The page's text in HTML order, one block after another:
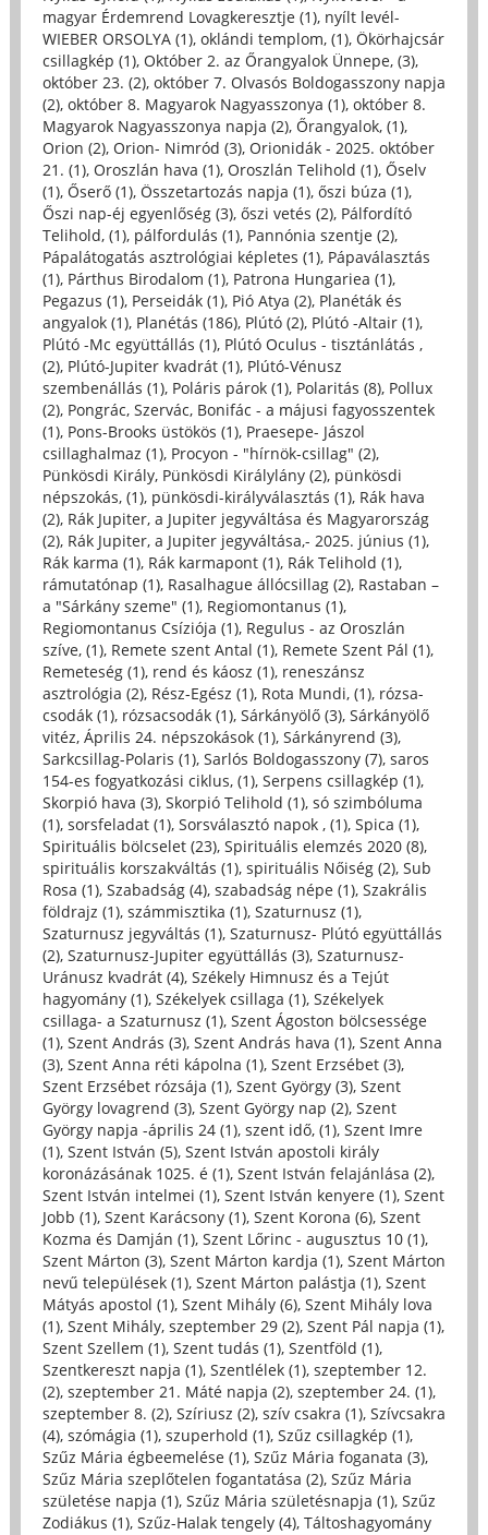
magyar Érdemrend Lovagkeresztje (1), nyílt levél-
WIEBER ORSOLYA (1), oklándi templom, (1), Ökörhajcsár
csillagkép (1), Október 2. az Őrangyalok Ünnepe, (3),
október 23. (2), október 7. Olvasós Boldogasszony napja
(2), október 8. Magyarok Nagyasszonya (1), október 8.
Magyarok Nagyasszonya napja (2), Őrangyalok, (1),
Orion (2), Orion- Nimród (3), Orionidák - 2025. október
21. (1), Oroszlán hava (1), Oroszlán Telihold (1), Őselv
(1), Őserő (1), Összetartozás napja (1), őszi búza (1),
Őszi nap-éj egyenlőség (3), őszi vetés (2), Pálfordító
Telihold, (1), pálfordulás (1), Pannónia szentje (2),
Pápalátogatás asztrológiai képletes (1), Pápaválasztás
(1), Párthus Birodalom (1), Patrona Hungariea (1),
Pegazus (1), Perseidák (1), Pió Atya (2), Planéták és
angyalok (1), Planétás (186), Plútó (2), Plútó -Altair (1),
Plútó -Mc együttállás (1), Plútó Oculus - tisztánlátás ,
(2), Plútó-Jupiter kvadrát (1), Plútó-Vénusz
szembenállás (1), Poláris párok (1), Polaritás (8), Pollux
(2), Pongrác, Szervác, Bonifác - a májusi fagyosszentek
(1), Pons-Brooks üstökös (1), Praesepe- Jászol
csillaghalmaz (1), Procyon - "hírnök-csillag" (2),
Pünkösdi Király, Pünkösdi Királylány (2), pünkösdi
népszokás, (1), pünkösdi-királyválasztás (1), Rák hava
(2), Rák Jupiter, a Jupiter jegyváltása és Magyarország
(2), Rák Jupiter, a Jupiter jegyváltása,- 2025. június (1),
Rák karma (1), Rák karmapont (1), Rák Telihold (1),
rámutatónap (1), Rasalhague állócsillag (2), Rastaban –
a "Sárkány szeme" (1), Regiomontanus (1),
Regiomontanus Csíziója (1), Regulus - az Oroszlán
szíve, (1), Remete szent Antal (1), Remete Szent Pál (1),
Remeteség (1), rend és káosz (1), reneszánsz
asztrológia (2), Rész-Egész (1), Rota Mundi, (1), rózsa-
csodák (1), rózsacsodák (1), Sárkányölő (3), Sárkányölő
vitéz, Április 24. népszokások (1), Sárkányrend (3),
Sarkcsillag-Polaris (1), Sarlós Boldogasszony (7), saros
154-es fogyatkozási ciklus, (1), Serpens csillagkép (1),
Skorpió hava (3), Skorpió Telihold (1), só szimbóluma
(1), sorsfeladat (1), Sorsválasztó napok , (1), Spica (1),
Spirituális bölcselet (23), Spirituális elemzés 2020 (8),
spirituális korszakváltás (1), spirituális Nőiség (2), Sub
Rosa (1), Szabadság (4), szabadság népe (1), Szakrális
földrajz (1), számmisztika (1), Szaturnusz (1),
Szaturnusz jegyváltás (1), Szaturnusz- Plútó együttállás
(2), Szaturnusz-Jupiter együttállás (3), Szaturnusz-
Uránusz kvadrát (4), Székely Himnusz és a Tejút
hagyomány (1), Székelyek csillaga (1), Székelyek
csillaga- a Szaturnusz (1), Szent Ágoston bölcsessége
(1), Szent András (3), Szent András hava (1), Szent Anna
(3), Szent Anna réti kápolna (1), Szent Erzsébet (3),
Szent Erzsébet rózsája (1), Szent György (3), Szent
György lovagrend (3), Szent György nap (2), Szent
György napja -április 24 (1), szent idő, (1), Szent Imre
(1), Szent István (5), Szent István apostoli király
koronázásának 1025. é (1), Szent István felajánlása (2),
Szent István intelmei (1), Szent István kenyere (1), Szent
Jobb (1), Szent Karácsony (1), Szent Korona (6), Szent
Kozma és Damján (1), Szent Lőrinc - augusztus 10 (1),
Szent Márton (3), Szent Márton kardja (1), Szent Márton
nevű települések (1), Szent Márton palástja (1), Szent
Mátyás apostol (1), Szent Mihály (6), Szent Mihály lova
(1), Szent Mihály, szeptember 29 (2), Szent Pál napja (1),
Szent Szellem (1), Szent tudás (1), Szentföld (1),
Szentkereszt napja (1), Szentlélek (1), szeptember 12.
(2), szeptember 21. Máté napja (2), szeptember 24. (1),
szeptember 8. (2), Szíriusz (2), szív csakra (1), Szívcsakra
(4), szómágia (1), szuperhold (1), Szűz csillagkép (1),
Szűz Mária égbeemelése (1), Szűz Mária foganata (3),
Szűz Mária szeplőtelen fogantatása (2), Szűz Mária
születése napja (1), Szűz Mária születésnapja (1), Szűz
Zodiákus (1), Szűz-Halak tengely (4), Táltoshagyomány